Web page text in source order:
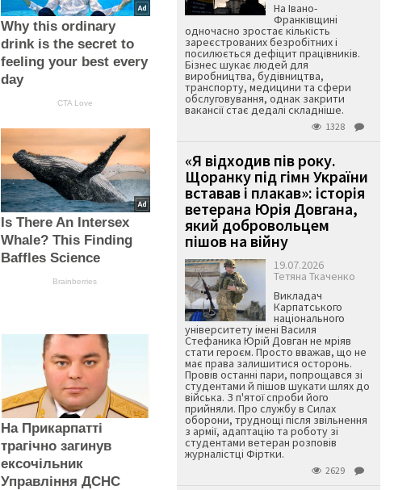
Why this ordinary
drink is the secret to
feeling your best every
day
CTA Love
Is There An Intersex
Whale? This Finding
Baffles Science
Brainberries
На Прикарпатті
трагічно загинув
ексочільник
Управління ДСНС
На Івано-
Франківщині
одночасно зростає кількість
зареєстрованих безробітних і
посилюється дефіцит працівників.
Бізнес шукає людей для
виробництва, будівництва,
транспорту, медицини та сфери
обслуговування, однак закрити
вакансії стає дедалі складніше.
1328
«Я відходив пів року.
Щоранку під гімн України
вставав і плакав»: історія
ветерана Юрія Довгана,
який добровольцем
пішов на війну
19.07.2026
Тетяна Ткаченко
Викладач
Карпатського
національного
університету імені Василя
Стефаника Юрій Довган не мріяв
стати героєм. Просто вважав, що не
має права залишитися осторонь.
Провів останні пари, попрощався зі
студентами й пішов шукати шлях до
війська. З п'ятої спроби його
прийняли. Про службу в Силах
оборони, труднощі після звільнення
з армії, адаптацію та роботу зі
студентами ветеран розповів
журналістці Фіртки.
2629